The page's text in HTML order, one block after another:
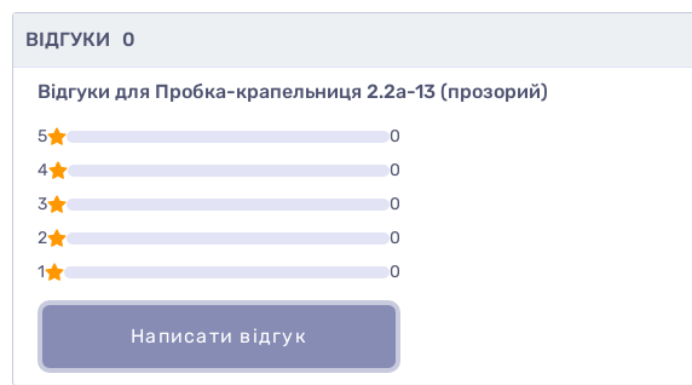
ВІДГУКИ 0
Відгуки для Пробка-крапельниця 2.2а-13 (прозорий)
5
0
4
0
3
0
2
0
1
0
Написати відгук